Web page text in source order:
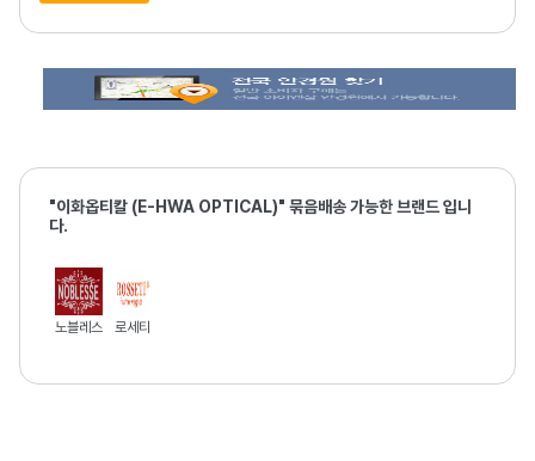
"이화옵티칼 (E-HWA OPTICAL)" 묶음배송 가능한 브랜드 입니
다.
노블레스 로세티